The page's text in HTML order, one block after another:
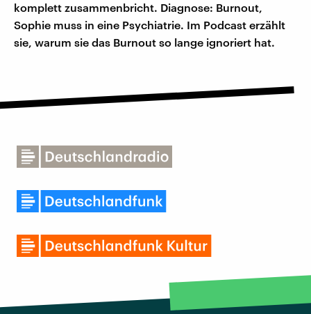
komplett zusammenbricht. Diagnose: Burnout,
Sophie muss in eine Psychiatrie. Im Podcast erzählt
sie, warum sie das Burnout so lange ignoriert hat.